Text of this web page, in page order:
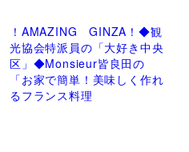
！AMAZING GINZA！◆観
光協会特派員の「大好き中央
区」◆Monsieur皆良田の
「お家で簡単！美味しく作れ
るフランス料理